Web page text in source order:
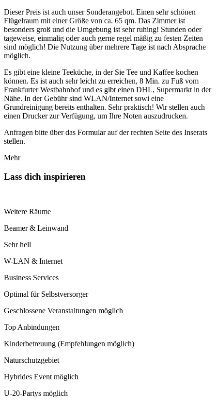
Dieser Preis ist auch unser Sonderangebot. Einen sehr schönen
Flügelraum mit einer Größe von ca. 65 qm. Das Zimmer ist
besonders groß und die Umgebung ist sehr ruhing! Stunden oder
tageweise, einmalig oder auch gerne regel mäßig zu festen Zeiten
sind möglich! Die Nutzung über mehrere Tage ist nach Absprache
möglich.
Es gibt eine kleine Teeküche, in der Sie Tee und Kaffee kochen
können. Es ist auch sehr leicht zu erreichen, 8 Min. zu Fuß vom
Frankfurter Westbahnhof und es gibt einen DHL, Supermarkt in der
Nähe. In der Gebühr sind WLAN/Internet sowi eine
Grundreinigung bereits enthalten. Sehr praktisch! Wir stellen auch
einen Drucker zur Verfügung, um Ihre Noten auszudrucken.
Anfragen bitte über das Formular auf der rechten Seite des Inserats
stellen.
Mehr
Lass dich inspirieren
Weitere Räume
Beamer & Leinwand
Sehr hell
W-LAN & Internet
Business Services
Optimal für Selbstversorger
Geschlossene Veranstaltungen möglich
Top Anbindungen
Kinderbetreuung (Empfehlungen möglich)
Naturschutzgebiet
Hybrides Event möglich
U-20-Partys möglich